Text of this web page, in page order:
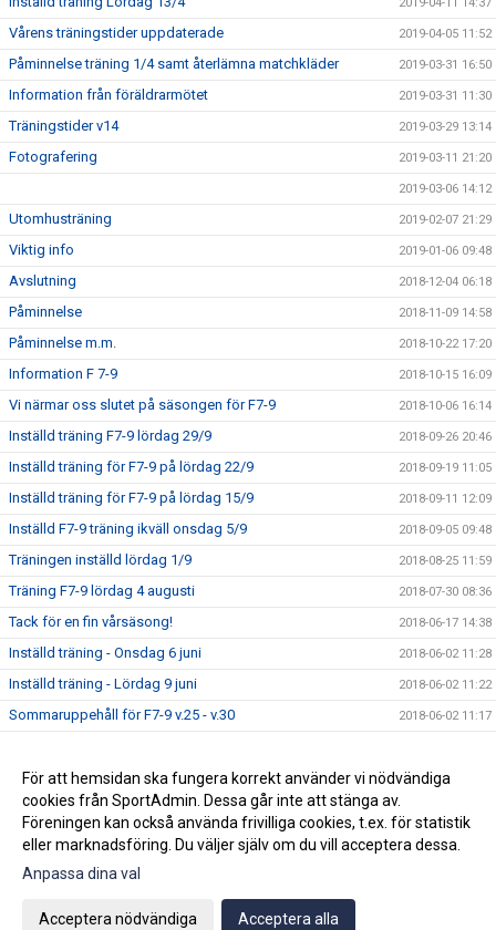
Vårens träningstider uppdaterade 2019-04-05 11:52
Påminnelse träning 1/4 samt återlämna matchkläder 2019-03-31 16:50
Information från föräldrarmötet 2019-03-31 11:30
Träningstider v14 2019-03-29 13:14
Fotografering 2019-03-11 21:20
2019-03-06 14:12
Utomhusträning 2019-02-07 21:29
Viktig info 2019-01-06 09:48
Avslutning 2018-12-04 06:18
Påminnelse 2018-11-09 14:58
Påminnelse m.m. 2018-10-22 17:20
Information F 7-9 2018-10-15 16:09
Vi närmar oss slutet på säsongen för F7-9 2018-10-06 16:14
Inställd träning F7-9 lördag 29/9 2018-09-26 20:46
Inställd träning för F7-9 på lördag 22/9 2018-09-19 11:05
Inställd träning för F7-9 på lördag 15/9 2018-09-11 12:09
Inställd F7-9 träning ikväll onsdag 5/9 2018-09-05 09:48
Träningen inställd lördag 1/9 2018-08-25 11:59
Träning F7-9 lördag 4 augusti 2018-07-30 08:36
Tack för en fin vårsäsong! 2018-06-17 14:38
Inställd träning - Onsdag 6 juni 2018-06-02 11:28
Inställd träning - Lördag 9 juni 2018-06-02 11:22
Sommaruppehåll för F7-9 v.25 - v.30 2018-06-02 11:17
Seriepremiären för F9 avklarad 2018-04-16 08:01
Kalendern uppdaterad med träningstider 2018-04-05 21:23
Gå till Webbversion
För att hemsidan ska fungera korrekt använder vi nödvändiga
cookies från SportAdmin. Dessa går inte att stänga av.
Föreningen kan också använda frivilliga cookies, t.ex. för statistik
eller marknadsföring. Du väljer själv om du vill acceptera dessa.
Anpassa dina val
Acceptera nödvändiga Acceptera alla